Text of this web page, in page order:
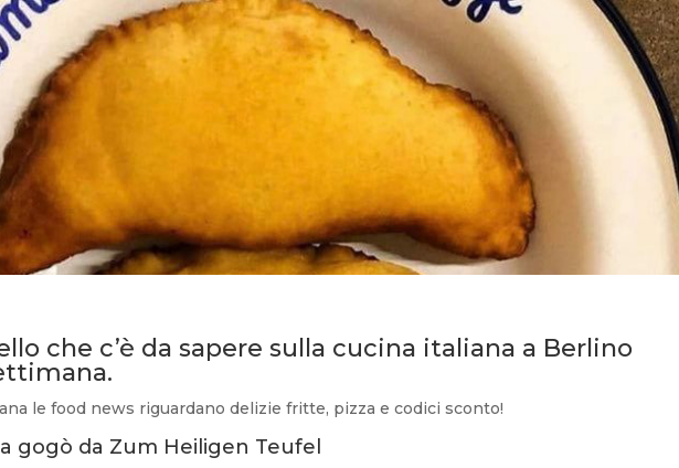
che c’è da sapere sulla cucina italiana a Berlino
le food news riguardano delizie fritte, pizza e codici sconto!
gogò da Zum Heiligen Teufel